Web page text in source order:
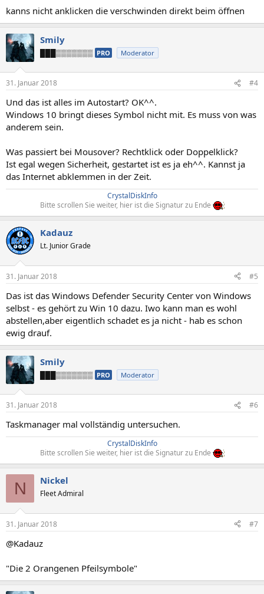
kanns nicht anklicken die verschwinden direkt beim öffnen
Smily
███▒▒▒▒▒▒▒ PRO Moderator
31. Januar 2018 #4
Und das ist alles im Autostart? OK^^.
Windows 10 bringt dieses Symbol nicht mit. Es muss von was
anderem sein.
Was passiert bei Mousover? Rechtklick oder Doppelklick?
Ist egal wegen Sicherheit, gestartet ist es ja eh^^. Kannst ja
das Internet abklemmen in der Zeit.
CrystalDiskInfo
Bitte scrollen Sie weiter, hier ist die Signatur zu Ende
Kadauz
Lt. Junior Grade
31. Januar 2018 #5
Das ist das Windows Defender Security Center von Windows
selbst - es gehört zu Win 10 dazu. Iwo kann man es wohl
abstellen,aber eigentlich schadet es ja nicht - hab es schon
ewig drauf.
Smily
███▒▒▒▒▒▒▒ PRO Moderator
31. Januar 2018 #6
Taskmanager mal vollständig untersuchen.
CrystalDiskInfo
Bitte scrollen Sie weiter, hier ist die Signatur zu Ende
N Nickel
Fleet Admiral
31. Januar 2018 #7
@Kadauz
"Die 2 Orangenen Pfeilsymbole"